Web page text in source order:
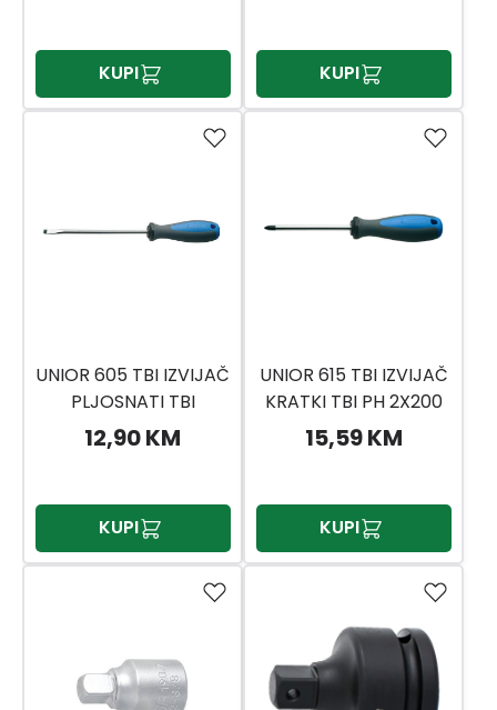
KUPI KUPI
UNIOR 605 TBI IZVIJAČ
PLJOSNATI TBI
1.2X6.5X150
12,90 KM
KUPI
UNIOR 615 TBI IZVIJAČ
KRATKI TBI PH 2X200
15,59 KM
KUPI